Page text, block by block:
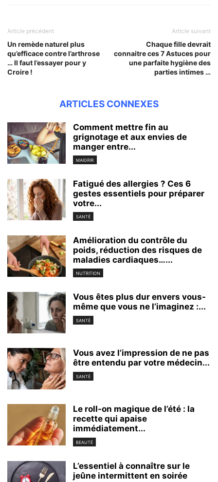
Article précédent
Un remède naturel plus
qu’efficace contre l’arthrose
… Il faut l’essayer pour y
Croire !
Article suivant
Chaque fille devrait
connaitre ces 7 Astuces pour
une parfaite hygiène des
parties intimes …
ARTICLES CONNEXES
Comment mettre fin au
grignotage et aux envies de
manger entre...
MAIGRIR
Fatigué des allergies ? Ces 6
gestes essentiels pour préparer
votre...
SANTÉ
Amélioration du contrôle du
poids, réduction des risques de
maladies cardiaques…...
NUTRITION
Vous êtes plus dur envers vous-
même que vous ne l’imaginez :...
SANTÉ
Vous avez l’impression de ne pas
être entendu par votre médecin...
SANTÉ
Le roll-on magique de l’été : la
recette qui apaise
immédiatement...
BEAUTÉ
L’essentiel à connaître sur le
jeûne intermittent en soirée